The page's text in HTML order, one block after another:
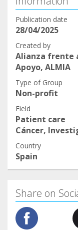
Publication date
28/04/2025
Created by
Alianza frente
Apoyo, ALMIA
Type of Group
Non-profit
Field
Patient care
Cáncer,
Country
Spain
Share on